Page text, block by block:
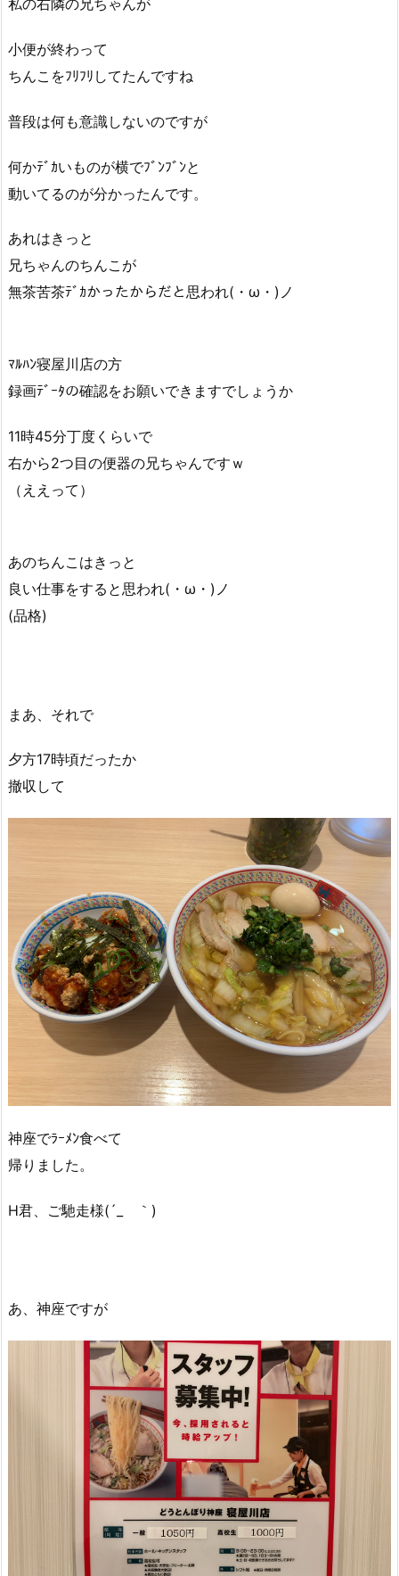
私の右隣の兄ちゃんが
小便が終わって
ちんこをﾌﾘﾌﾘしてたんですね
普段は何も意識しないのですが
何かﾃﾞｶいものが横でﾌﾞﾝﾌﾞﾝと
動いてるのが分かったんです。
あれはきっと
兄ちゃんのちんこが
無茶苦茶ﾃﾞｶかったからだと思われ(・ω・)ノ
ﾏﾙﾊﾝ寝屋川店の方
録画ﾃﾞｰﾀの確認をお願いできますでしょうか
11時45分丁度くらいで
右から2つ目の便器の兄ちゃんですｗ
（ええって）
あのちんこはきっと
良い仕事をすると思われ(・ω・)ノ
(品格)
まあ、それで
夕方17時頃だったか
撤収して
神座でﾗｰﾒﾝ食べて
帰りました。
H君、ご馳走様(´_ゝ｀)
あ、神座ですが